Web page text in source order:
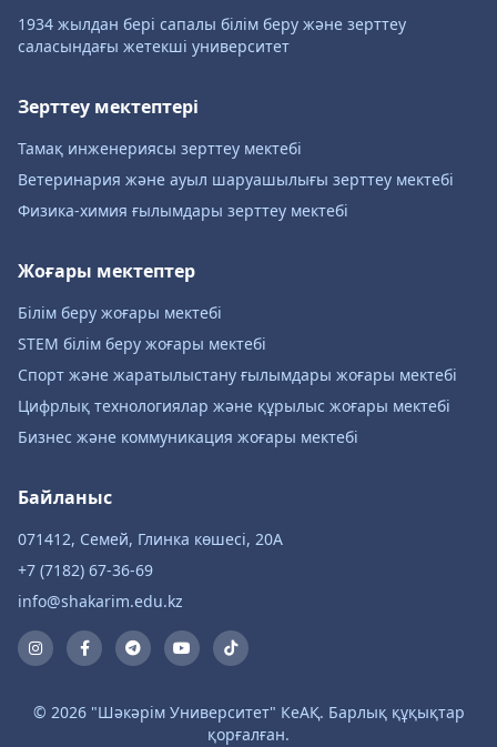
1934 жылдан бері сапалы білім беру және зерттеу
саласындағы жетекші университет
Зерттеу мектептері
Тамақ инженериясы зерттеу мектебі
Ветеринария және ауыл шаруашылығы зерттеу мектебі
Физика-химия ғылымдары зерттеу мектебі
Жоғары мектептер
Білім беру жоғары мектебі
STEM білім беру жоғары мектебі
Спорт және жаратылыстану ғылымдары жоғары мектебі
Цифрлық технологиялар және құрылыс жоғары мектебі
Бизнес және коммуникация жоғары мектебі
Байланыс
071412, Семей, Глинка көшесі, 20А
+7 (7182) 67-36-69
info@shakarim.edu.kz
© 2026 "Шәкәрім Университет" КеАҚ. Барлық құқықтар
қорғалған.